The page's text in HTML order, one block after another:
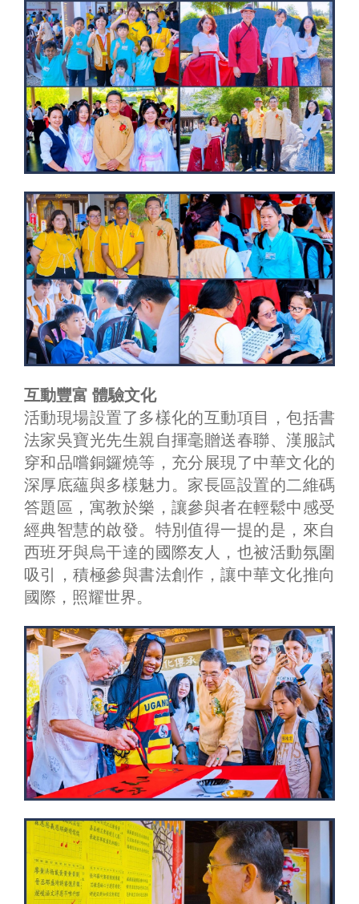
互動豐富 體驗文化
活動現場設置了多樣化的互動項目，包括書
法家吳寶光先生親自揮毫贈送春聯、漢服試
穿和品嚐銅鑼燒等，充分展現了中華文化的
深厚底蘊與多樣魅力。家長區設置的二維碼
答題區，寓教於樂，讓參與者在輕鬆中感受
經典智慧的啟發。特別值得一提的是，來自
西班牙與烏干達的國際友人，也被活動氛圍
吸引，積極參與書法創作，讓中華文化推向
國際，照耀世界。